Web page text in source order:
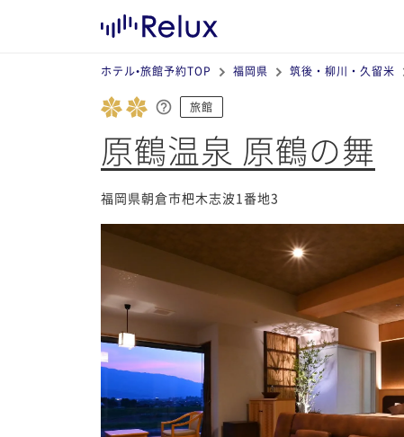
ホテル•旅館予約TOP 福岡県 筑後・柳川・久留米
旅館
原鶴温泉 原鶴の舞
福岡県朝倉市杷木志波1番地3